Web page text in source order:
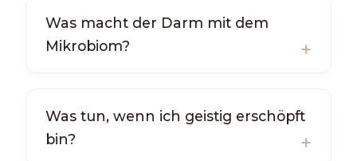
Was macht der Darm mit dem
Mikrobiom?
Was tun, wenn ich geistig erschöpft
bin?